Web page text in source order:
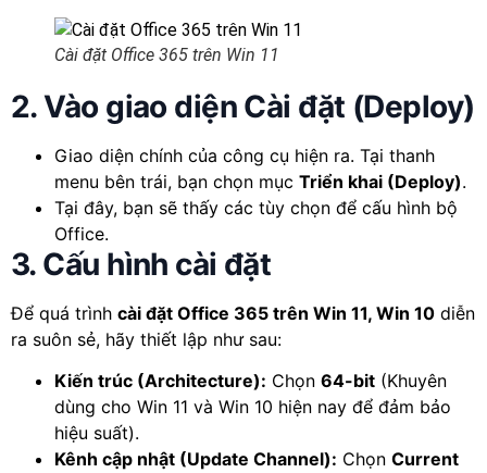
Cài đặt Office 365 trên Win 11
2. Vào giao diện Cài đặt (Deploy)
Giao diện chính của công cụ hiện ra. Tại thanh
menu bên trái, bạn chọn mục Triển khai (Deploy).
Tại đây, bạn sẽ thấy các tùy chọn để cấu hình bộ
Office.
3. Cấu hình cài đặt
Để quá trình cài đặt Office 365 trên Win 11, Win 10 diễn
ra suôn sẻ, hãy thiết lập như sau:
Kiến trúc (Architecture): Chọn 64-bit (Khuyên
dùng cho Win 11 và Win 10 hiện nay để đảm bảo
hiệu suất).
Kênh cập nhật (Update Channel): Chọn Current